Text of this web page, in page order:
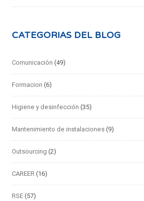
CATEGORIAS DEL BLOG
Comunicación (49)
Formacion (6)
Higiene y desinfección (35)
Mantenimiento de instalaciones (9)
Outsourcing (2)
CAREER (16)
RSE (57)